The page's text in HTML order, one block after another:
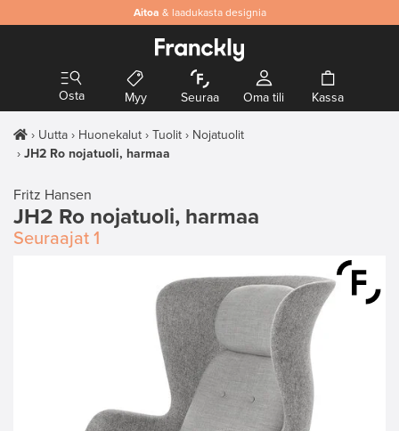
Aitoa & laadukasta designia
Osta Myy Seuraa Oma tili Kassa
Uutta Huonekalut Tuolit
Nojatuolit
JH2 Ro nojatuoli, harmaa
Fritz Hansen
JH2 Ro nojatuoli, harmaa
Seuraajat 1